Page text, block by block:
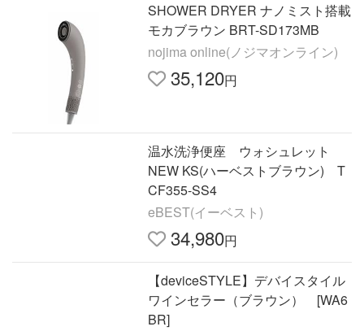
SHOWER DRYER ナノミスト搭載
モカブラウン BRT-SD173MB
nojima online(ノジマオンライン)
35,120円
温水洗浄便座 ウォシュレット
NEW KS(ハーベストブラウン) T
CF355-SS4
eBEST(イーベスト)
34,980円
【deviceSTYLE】デバイスタイル
ワインセラー（ブラウン） [WA6
BR]